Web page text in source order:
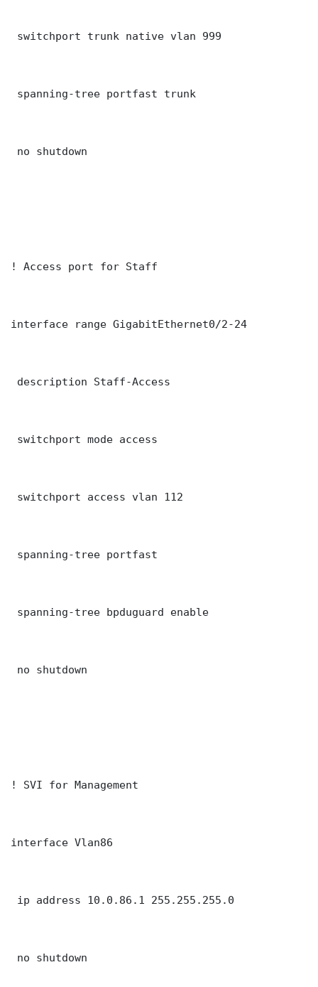
switchport trunk native vlan 999
spanning-tree portfast trunk
no shutdown
! Access port for Staff
interface range GigabitEthernet0/2-24
description Staff-Access
switchport mode access
switchport access vlan 112
spanning-tree portfast
spanning-tree bpduguard enable
no shutdown
! SVI for Management
interface Vlan86
ip address 10.0.86.1 255.255.255.0
no shutdown